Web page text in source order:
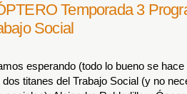
Temporada 3
Social
esperando (todo lo bueno se
titanes del Trabajo Social (y no